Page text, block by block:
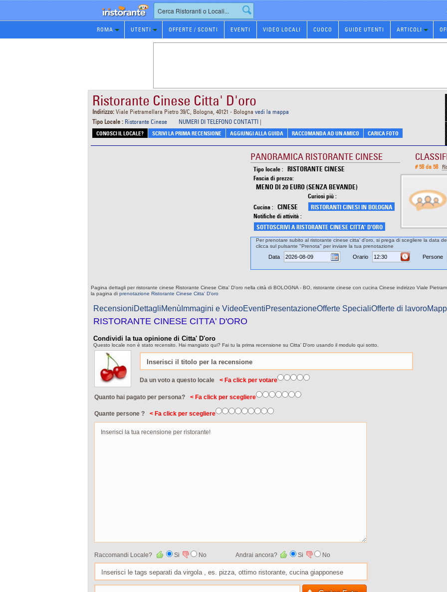
Prenotazione
Ristorante
ROMA UTENTI OFFERTE / SCONTI EVENTI VIDEO LOCALI CUOCO GUIDE UTENTI ARTICOLI
Ristorante Cinese Citta' D'oro
Indirizzo: Viale Pietramellara Pietro 39/C, Bologna, 40121 - Bologna vedi la mappa
Tipo Locale : Ristorante Cinese NUMERI DI TELEFONO CONTATTI |
CONOSCI IL LOCALE? SCRIVI LA PRIMA RECENSIONE AGGIUNGI ALLA GUIDA RACCOMANDA AD UN AMICO CARICA FOTO
PANORAMICA RISTORANTE CINESE
Tipo locale : RISTORANTE CINESE
Fascia di prezzo:
MENO DI 20 EURO (SENZA BEVANDE)
Cucina : CINESE
Curiosi più :
RISTORANTI CINESI IN BOLOGNA
Notifiche di attività :
SOTTOSCRIVI A RISTORANTE CINESE CITTA' D'ORO
# 58 da 58
Per prenotare subito al ristorante cinese citta' d'oro, si prega di scegliere la data
clicca sul pulsante "Prenota" per inviare la tua prenotazione
Data Orario Persone
Pagina dettagli per ristorante cinese Ristorante Cinese Citta' D'oro nella città di BOLOGNA - BO, ristorante cinese con cucina Cinese indirizzo Viale
la pagina di prenotazione Ristorante Cinese Citta' D'oro
RecensioniDettagliMenù Immagini e VideoEventiPresentazioneOfferte SpecialiOfferte di lavoro
RISTORANTE CINESE CITTA' D'ORO
Condividi la tua opinione di Citta' D'oro
Questo locale non è stato recensito. Hai mangiato qui? Fai tu la prima recensione su Citta' D'oro usando il modulo qui sotto.
Da un voto a questo locale < Fa click per votare
Quanto hai pagato per persona? < Fa click per scegliere
Quante persone ? < Fa click per scegliere
Raccomandi Locale? Si No Andrai ancora? Si No